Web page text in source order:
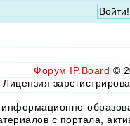
Форум IP.Board ©
Лицензия
с портала,